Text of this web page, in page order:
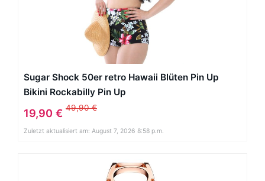
Sugar Shock 50er retro Hawaii Blüten Pin Up
Bikini Rockabilly Pin Up
19,90 € 49,90 €
Zuletzt aktualisiert am: August 7, 2026 8:58 p.m.